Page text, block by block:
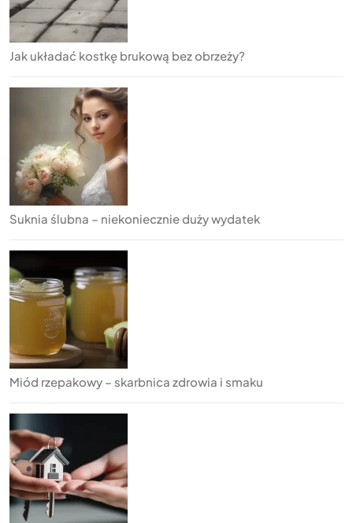
Jak układać kostkę brukową bez obrzeży?
Suknia ślubna – niekoniecznie duży wydatek
Miód rzepakowy – skarbnica zdrowia i smaku